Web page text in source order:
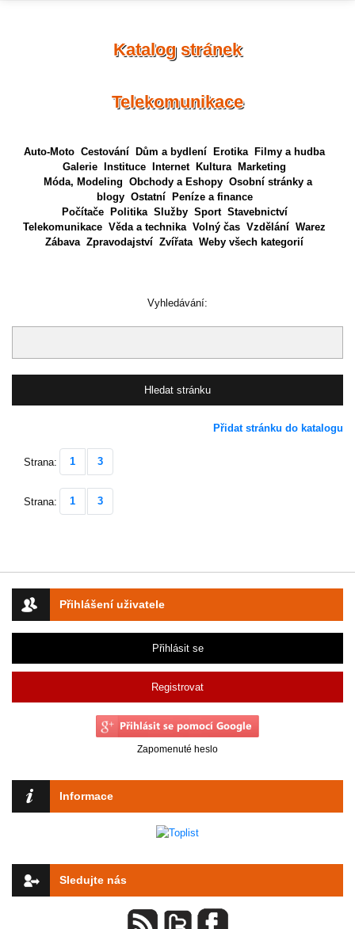
Přihlášení uživatele
Přihlásit se
Registrovat
Zapomenuté heslo
Informace
Sledujte nás
Katalog stránek
Telekomunikace
Auto-Moto Cestování Dům a bydlení Erotika
Filmy a hudba
Galerie
Instituce Internet Kultura
Marketing
Móda, Modeling Obchody a Eshopy Osobní stránky a
blogy Ostatní
Peníze a finance
Počítače
Politika Služby Sport Stavebnictví
Telekomunikace Věda a technika Volný čas Vzdělání Warez
Zábava Zpravodajství Zvířata Weby všech kategorií
Vyhledávání:
Přidat stránku do katalogu
Strana: 1 3
Strana: 1 3